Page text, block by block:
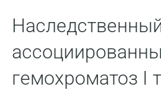
гемохроматоз I
Брянск
Великий Новгород
Видное